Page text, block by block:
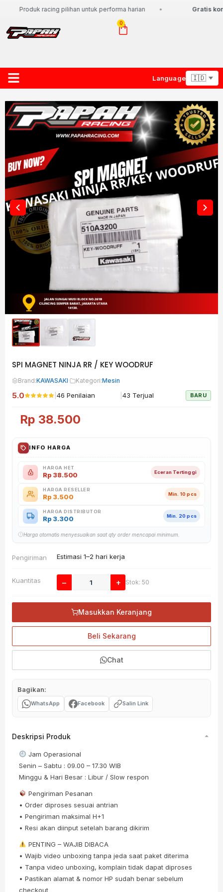
Produk racing pilihan untuk performa harian Gratis
0
Language
SPI MAGNET NINJA RR / KEY WOODRUF
Brand:KAWASAKI· Kategori:Mesin
5.0 46 Penilaian 43 Terjual BARU
Rp 38.500
INFO HARGA
HARGA HET
Rp 38.500 Eceran Tertinggi
HARGA RESELLER
Rp 3.500 Min. 10 pcs
HARGA DISTRIBUTOR
Rp 3.300 Min. 20 pcs
Harga otomatis menyesuaikan saat qty order mencapai minimum.
Pengiriman Estimasi 1–2 hari kerja
Kuantitas − + Stok: 50
Masukkan Keranjang
Beli Sekarang
Chat
Bagikan:
WhatsApp Facebook Salin Link
Deskripsi Produk
Jam Operasional
Senin – Sabtu : 09.00 – 17.30 WIB
Minggu & Hari Besar : Libur / Slow respon
Pengiriman Pesanan
• Order diproses sesuai antrian
• Pengiriman maksimal H+1
• Resi akan diinput setelah barang dikirim
PENTING – WAJIB DIBACA
• Wajib video unboxing tanpa jeda saat paket diterima
• Tanpa video unboxing, komplain tidak dapat diproses
• Pastikan alamat & nomor HP sudah benar sebelum
checkout